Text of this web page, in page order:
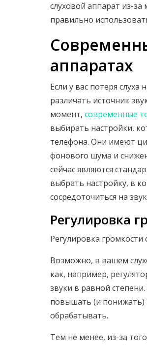
слуховой аппарат из-
правильно
аппаратах
Если у вас потеря
различать источник
момент, современные
выбирать настройки,
телефона. Они имеют
фонового шума и
сейчас являются
выбрать настройку, в
сосредоточиться на
Регулировка
Регулировка громкости
Возможно, в вашем
как, например,
звуки в равной
повышать (и понижать)
обрабатывать.
Тем не менее, из-за